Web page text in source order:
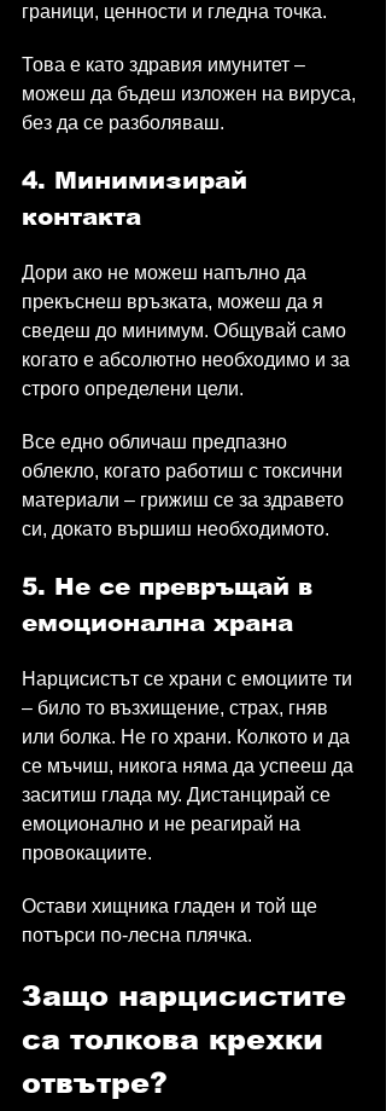
граници, ценности и гледна точка.
Това е като здравия имунитет –
можеш да бъдеш изложен на вируса,
без да се разболяваш.
4. Минимизирай
контакта
Дори ако не можеш напълно да
прекъснеш връзката, можеш да я
сведеш до минимум. Общувай само
когато е абсолютно необходимо и за
строго определени цели.
Все едно обличаш предпазно
облекло, когато работиш с токсични
материали – грижиш се за здравето
си, докато вършиш необходимото.
5. Не се превръщай в
емоционална храна
Нарцисистът се храни с емоциите ти
– било то възхищение, страх, гняв
или болка. Не го храни. Колкото и да
се мъчиш, никога няма да успееш да
заситиш глада му. Дистанцирай се
емоционално и не реагирай на
провокациите.
Остави хищника гладен и той ще
потърси по-лесна плячка.
Защо нарцисистите
са толкова крехки
отвътре?